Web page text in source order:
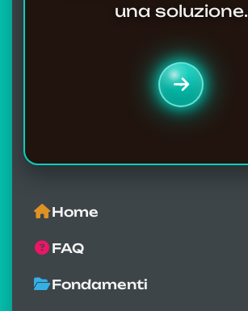
una soluzione.
Home
FAQ
Fondamenti